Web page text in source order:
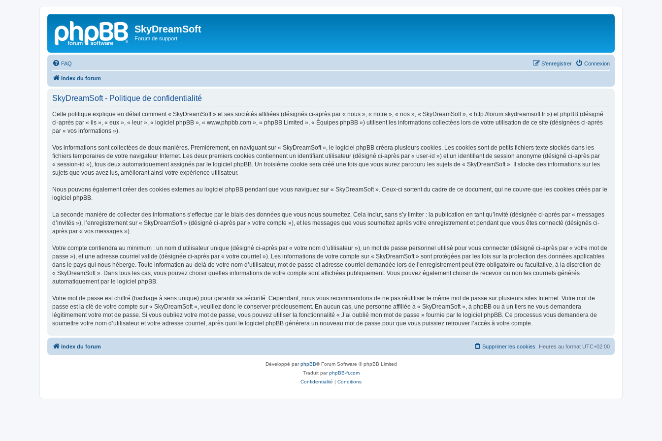
SkyDreamSoft
Forum de support
FAQ Connexion
S’enregistrer
Index du forum
SkyDreamSoft - Politique de confidentialité
Cette politique explique en détail comment « SkyDreamSoft » et ses sociétés affiliées (désignés ci-après par « nous », « notre », « nos », « SkyDreamSoft », « http://forum.skydreamsoft.fr ») et phpBB (désigné
ci-après par « ils », « eux », « leur », « logiciel phpBB », « www.phpbb.com », « phpBB Limited », « Équipes phpBB ») utilisent les informations collectées lors de votre utilisation de ce site (désignées ci-après
par « vos informations »).
Vos informations sont collectées de deux manières. Premièrement, en naviguant sur « SkyDreamSoft », le logiciel phpBB créera plusieurs cookies. Les cookies sont de petits fichiers texte stockés dans les
fichiers temporaires de votre navigateur Internet. Les deux premiers cookies contiennent un identifiant utilisateur (désigné ci-après par « user-id ») et un identifiant de session anonyme (désigné ci-après par
« session-id »), tous deux automatiquement assignés par le logiciel phpBB. Un troisième cookie sera créé une fois que vous aurez parcouru les sujets de « SkyDreamSoft ». Il stocke des informations sur les
sujets que vous avez lus, améliorant ainsi votre expérience utilisateur.
Nous pouvons également créer des cookies externes au logiciel phpBB pendant que vous naviguez sur « SkyDreamSoft ». Ceux-ci sortent du cadre de ce document, qui ne couvre que les cookies créés par le
logiciel phpBB.
La seconde manière de collecter des informations s’effectue par le biais des données que vous nous soumettez. Cela inclut, sans s’y limiter : la publication en tant qu’invité (désignée ci-après par « messages
d’invités »), l’enregistrement sur « SkyDreamSoft » (désigné ci-après par « votre compte »), et les messages que vous soumettez après votre enregistrement et pendant que vous êtes connecté (désignés ci-
après par « vos messages »).
Votre compte contiendra au minimum : un nom d’utilisateur unique (désigné ci-après par « votre nom d’utilisateur »), un mot de passe personnel utilisé pour vous connecter (désigné ci-après par « votre mot de
passe »), et une adresse courriel valide (désignée ci-après par « votre courriel »). Les informations de votre compte sur « SkyDreamSoft » sont protégées par les lois sur la protection des données applicables
dans le pays qui nous héberge. Toute information au-delà de votre nom d’utilisateur, mot de passe et adresse courriel demandée lors de l’enregistrement peut être obligatoire ou facultative, à la discrétion de
« SkyDreamSoft ». Dans tous les cas, vous pouvez choisir quelles informations de votre compte sont affichées publiquement. Vous pouvez également choisir de recevoir ou non les courriels générés
automatiquement par le logiciel phpBB.
Votre mot de passe est chiffré (hachage à sens unique) pour garantir sa sécurité. Cependant, nous vous recommandons de ne pas réutiliser le même mot de passe sur plusieurs sites Internet. Votre mot de
passe est la clé de votre compte sur « SkyDreamSoft », veuillez donc le conserver précieusement. En aucun cas, une personne affiliée à « SkyDreamSoft », à phpBB ou à un tiers ne vous demandera
légitimement votre mot de passe. Si vous oubliez votre mot de passe, vous pouvez utiliser la fonctionnalité « J’ai oublié mon mot de passe » fournie par le logiciel phpBB. Ce processus vous demandera de
soumettre votre nom d’utilisateur et votre adresse courriel, après quoi le logiciel phpBB générera un nouveau mot de passe pour que vous puissiez retrouver l’accès à votre compte.
Index du forum Heures au format UTC+02:00
Supprimer les cookies
Développé parphpBB® Forum Software © phpBB Limited
Traduit parphpBB-fr.com
Confidentialité | Conditions